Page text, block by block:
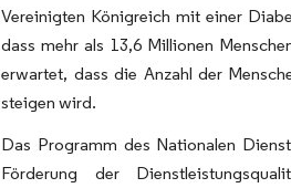
Vereinigten Königreich mit einer
dass mehr als 13,6 Millionen
erwartet, dass die Anzahl der
steigen wird.
Das Programm des Nationalen
Förderung der